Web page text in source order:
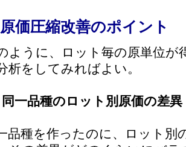
価圧縮改善のポイント
ように、ロット毎の原単位が
析をしてみればよい。
同一品種のロット別原価の差異
品種を作ったのに、ロット別